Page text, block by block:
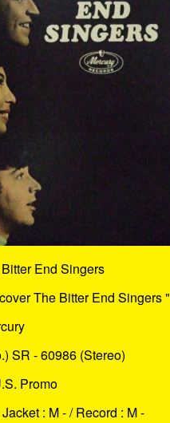
End Singers
The Bitter End Singers "
SR - 60986 (Stereo)
Promo
: M - / Record : M -